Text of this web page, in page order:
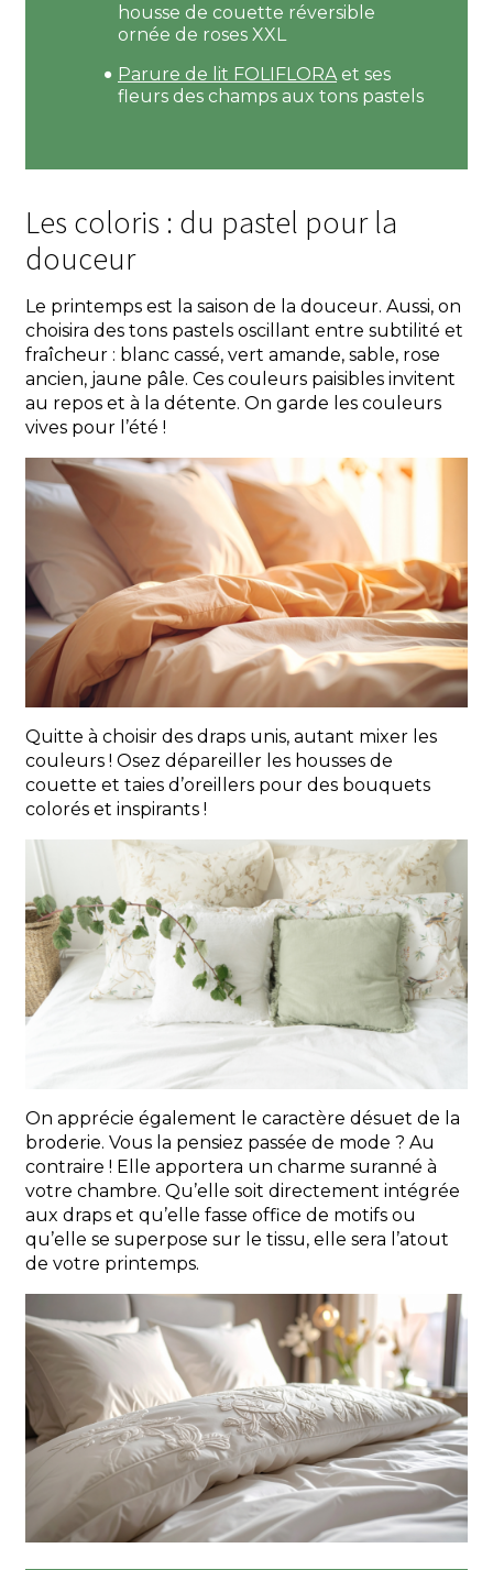
housse de couette réversible
ornée de roses XXL
Parure de lit FOLIFLORAet ses
fleurs des champs aux tons pastels
Les coloris : du pastel pour la
douceur
Le printemps est la saison de la douceur. Aussi, on
choisira des tons pastels oscillant entre subtilité et
fraîcheur : blanc cassé, vert amande, sable, rose
ancien, jaune pâle. Ces couleurs paisibles invitent
au repos et à la détente. On garde les couleurs
vives pour l’été !
Quitte à choisir des draps unis, autant mixer les
couleurs ! Osez dépareiller les housses de
couette et taies d’oreillers pour des bouquets
colorés et inspirants !
On apprécie également le caractère désuet de la
broderie. Vous la pensiez passée de mode ? Au
contraire ! Elle apportera un charme suranné à
votre chambre. Qu’elle soit directement intégrée
aux draps et qu’elle fasse office de motifs ou
qu’elle se superpose sur le tissu, elle sera l’atout
de votre printemps.